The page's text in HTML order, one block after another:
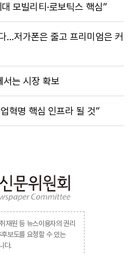
모빌리티·로보틱스 핵심”
…저가폰은 줄고 프리미엄은 커
서는 시장 확보
혁명 핵심 인프라 될 것”
재원 등 뉴스이용자의 권리
보도를 요청할 수 있는
다.